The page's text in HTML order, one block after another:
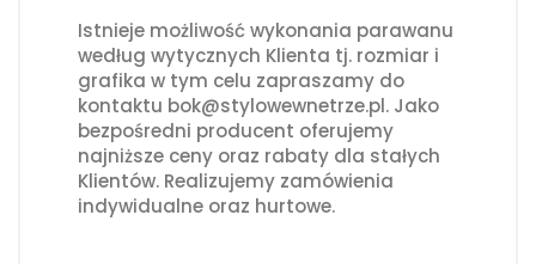
Istnieje możliwość wykonania parawanu
według wytycznych Klienta tj. rozmiar i
grafika w tym celu zapraszamy do
kontaktu bok@stylowewnetrze.pl. Jako
bezpośredni producent oferujemy
najniższe ceny oraz rabaty dla stałych
Klientów. Realizujemy zamówienia
indywidualne oraz hurtowe.